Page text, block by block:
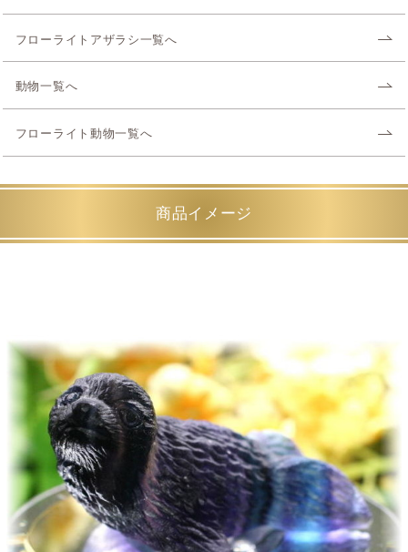
フローライトアザラシ一覧へ
動物一覧へ
フローライト動物一覧へ
商品イメージ